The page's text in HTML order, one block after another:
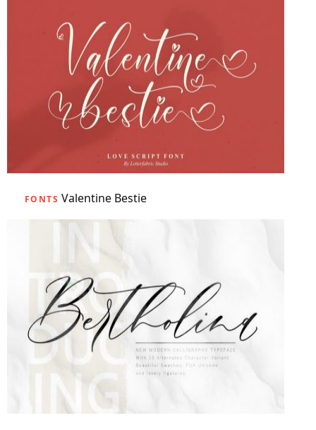
FONTS Valentine Bestie